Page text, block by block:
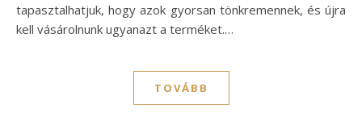
tapasztalhatjuk, hogy azok gyorsan tönkremennek, és újra
kell vásárolnunk ugyanazt a terméket.…
TOVÁBB